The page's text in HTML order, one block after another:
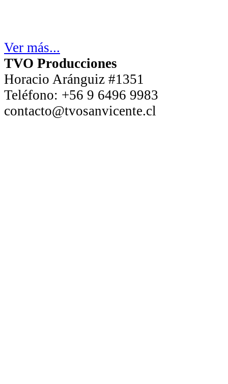
Ver más...
TVO Producciones
Horacio Aránguiz #1351
Teléfono: +56 9 6496 9983
contacto@tvosanvicente.cl